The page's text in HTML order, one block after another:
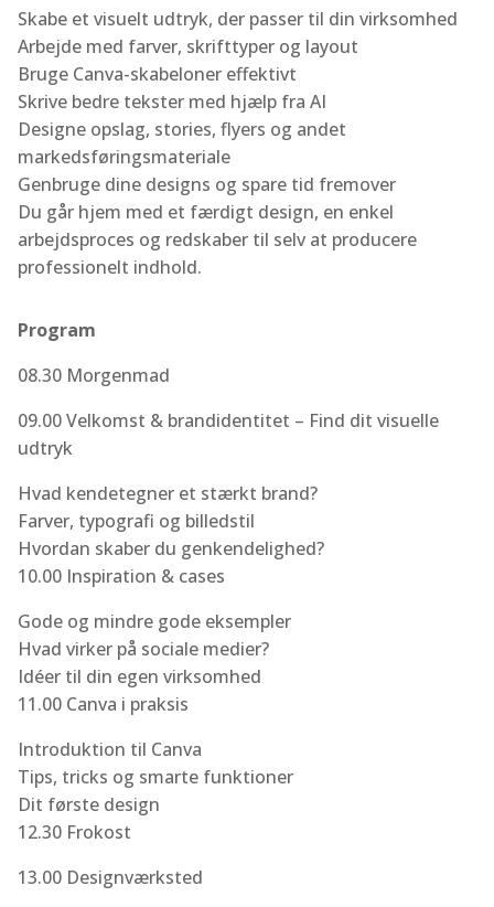
Skabe et visuelt udtryk, der passer til din virksomhed
Arbejde med farver, skrifttyper og layout
Bruge Canva-skabeloner effektivt
Skrive bedre tekster med hjælp fra AI
Designe opslag, stories, flyers og andet
markedsføringsmateriale
Genbruge dine designs og spare tid fremover
Du går hjem med et færdigt design, en enkel
arbejdsproces og redskaber til selv at producere
professionelt indhold.
Program
08.30 Morgenmad
09.00 Velkomst & brandidentitet – Find dit visuelle
udtryk
Hvad kendetegner et stærkt brand?
Farver, typografi og billedstil
Hvordan skaber du genkendelighed?
10.00 Inspiration & cases
Gode og mindre gode eksempler
Hvad virker på sociale medier?
Idéer til din egen virksomhed
11.00 Canva i praksis
Introduktion til Canva
Tips, tricks og smarte funktioner
Dit første design
12.30 Frokost
13.00 Designværksted